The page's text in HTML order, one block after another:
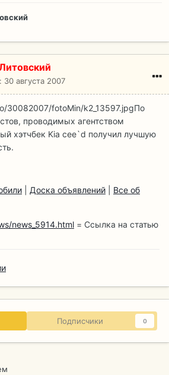
30 августа 2007
30082007/fotoMin/k2_13597.jpgПо
проводимых агентством
хэтчбек Kia cee`d получил лучшую
Доска объявлений
Все об
news_5914.html = Ссылка на статью
Подписчики 0